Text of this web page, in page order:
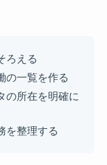
ろえる
の一覧を作る
の所在を明確に
を整理する